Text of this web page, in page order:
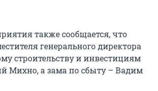
также сообщается, что
генерального директора
строительству и инвестициям
Михно, а зама по сбыту – Вадим